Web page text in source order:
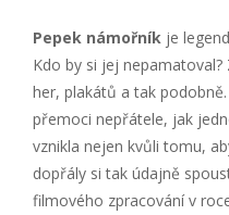
Pepek námořník je
Kdo by si jej
her, plakátů a tak
přemoci nepřátele, jak
vznikla nejen kvůli tomu,
dopřály si tak údajně
filmového zpracování v